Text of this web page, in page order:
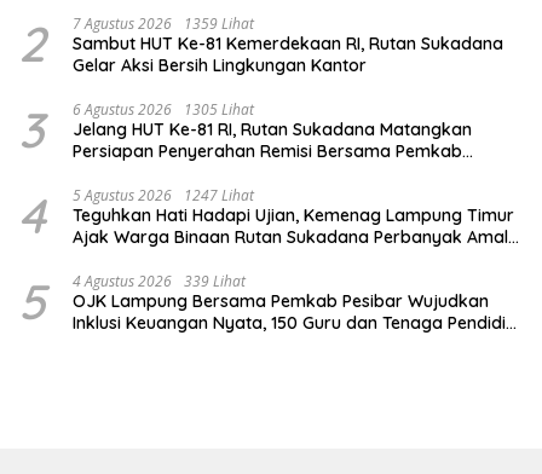
2 7 Agustus 2026 1359 Lihat
Sambut HUT Ke-81 Kemerdekaan RI, Rutan Sukadana
Gelar Aksi Bersih Lingkungan Kantor
3 6 Agustus 2026 1305 Lihat
Jelang HUT Ke-81 RI, Rutan Sukadana Matangkan
Persiapan Penyerahan Remisi Bersama Pemkab
4 5 Agustus 2026 1247 Lihat
Teguhkan Hati Hadapi Ujian, Kemenag Lampung Timur
Ajak Warga Binaan Rutan Sukadana Perbanyak Amal
5 4 Agustus 2026 339 Lihat
OJK Lampung Bersama Pemkab Pesibar Wujudkan
Inklusi Keuangan Nyata, 150 Guru dan Tenaga Pendidik